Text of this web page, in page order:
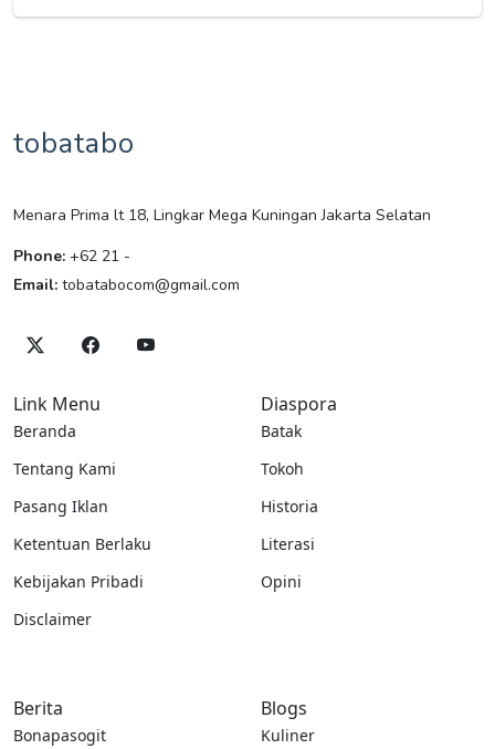
tobatabo
Menara Prima lt 18, Lingkar Mega Kuningan Jakarta Selatan
Phone: +62 21 -
Email: tobatabocom@gmail.com
Link Menu
Beranda
Tentang Kami
Pasang Iklan
Ketentuan Berlaku
Kebijakan Pribadi
Disclaimer
Diaspora
Batak
Tokoh
Historia
Literasi
Opini
Berita
Bonapasogit
Blogs
Kuliner